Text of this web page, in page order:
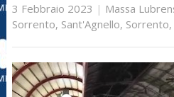
3 Febbraio 2023 | Massa
Sorrento, Sant'Agnello, Sorrento,